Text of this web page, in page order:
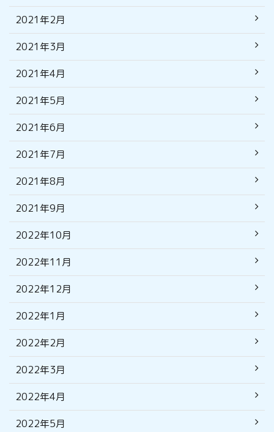
2021年2月
2021年3月
2021年4月
2021年5月
2021年6月
2021年7月
2021年8月
2021年9月
2022年10月
2022年11月
2022年12月
2022年1月
2022年2月
2022年3月
2022年4月
2022年5月